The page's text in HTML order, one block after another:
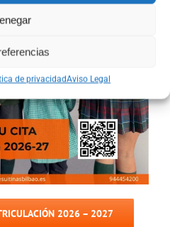
de privacidadAviso Legal
Calendar
iCal / Outlook
ESTE EVENTO
2026 – 2027